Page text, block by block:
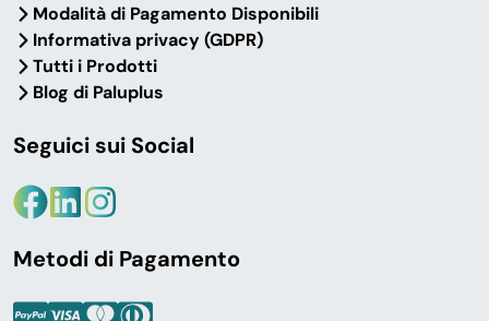
Modalità di Pagamento Disponibili
Informativa privacy (GDPR)
Tutti i Prodotti
Blog di Paluplus
Seguici sui Social
Metodi di Pagamento